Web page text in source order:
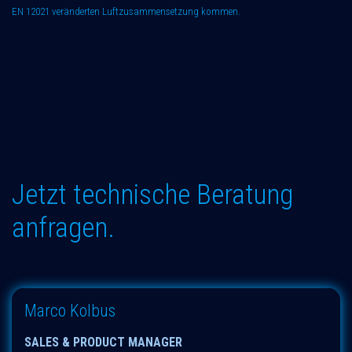
EN 12021 veränderten Luftzusammensetzung kommen.
Jetzt technische Beratung
anfragen.
Marco Kolbus
SALES & PRODUCT MANAGER